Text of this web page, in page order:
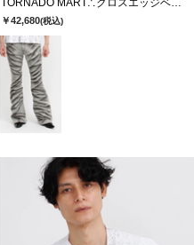
TORNADO MART∴クロスエッジベルボトム
￥42,680(税込)